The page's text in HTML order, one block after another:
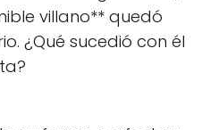
villano** quedó
¿Qué sucedió con él